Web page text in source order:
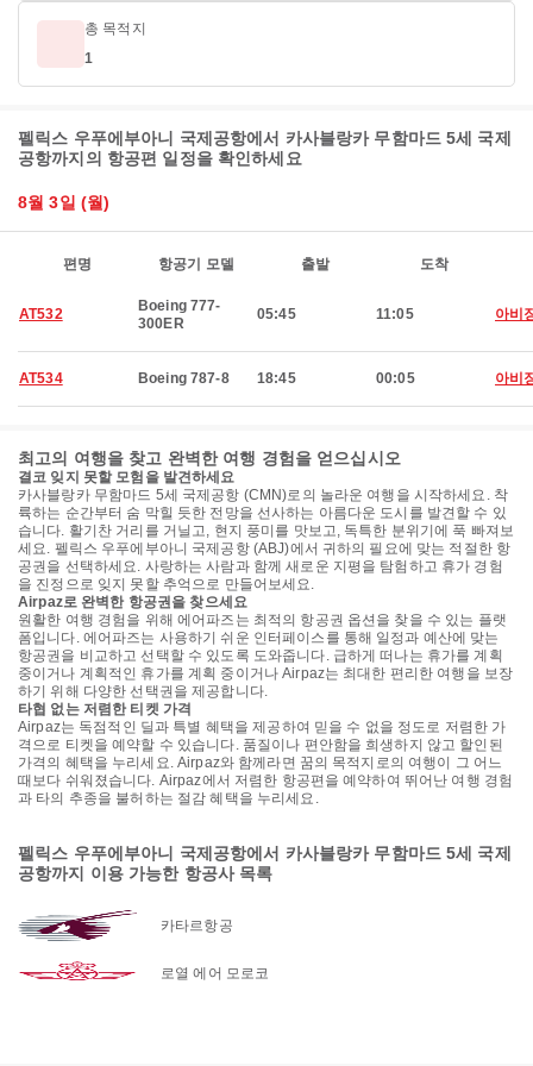
총 목적지
1
펠릭스 우푸에부아니 국제공항에서 카사블랑카 무함마드 5세 국제
공항까지의 항공편 일정을 확인하세요
8월 3일 (월)
편명 항공기 모델 출발 도착
AT532
Boeing 777-
300ER
05:45 11:05 아비
AT534 Boeing 787-8 18:45 00:05 아비
최고의 여행을 찾고 완벽한 여행 경험을 얻으십시오
결코 잊지 못할 모험을 발견하세요
카사블랑카 무함마드 5세 국제공항 (CMN)로의 놀라운 여행을 시작하세요. 착
륙하는 순간부터 숨 막힐 듯한 전망을 선사하는 아름다운 도시를 발견할 수 있
습니다. 활기찬 거리를 거닐고, 현지 풍미를 맛보고, 독특한 분위기에 푹 빠져보
세요. 펠릭스 우푸에부아니 국제공항 (ABJ)에서 귀하의 필요에 맞는 적절한 항
공권을 선택하세요. 사랑하는 사람과 함께 새로운 지평을 탐험하고 휴가 경험
을 진정으로 잊지 못할 추억으로 만들어보세요.
Airpaz로 완벽한 항공권을 찾으세요
원활한 여행 경험을 위해 에어파즈는 최적의 항공권 옵션을 찾을 수 있는 플랫
폼입니다. 에어파즈는 사용하기 쉬운 인터페이스를 통해 일정과 예산에 맞는
항공권을 비교하고 선택할 수 있도록 도와줍니다. 급하게 떠나는 휴가를 계획
중이거나 계획적인 휴가를 계획 중이거나 Airpaz는 최대한 편리한 여행을 보장
하기 위해 다양한 선택권을 제공합니다.
타협 없는 저렴한 티켓 가격
Airpaz는 독점적인 딜과 특별 혜택을 제공하여 믿을 수 없을 정도로 저렴한 가
격으로 티켓을 예약할 수 있습니다. 품질이나 편안함을 희생하지 않고 할인된
가격의 혜택을 누리세요. Airpaz와 함께라면 꿈의 목적지로의 여행이 그 어느
때보다 쉬워졌습니다. Airpaz에서 저렴한 항공편을 예약하여 뛰어난 여행 경험
과 타의 추종을 불허하는 절감 혜택을 누리세요.
펠릭스 우푸에부아니 국제공항에서 카사블랑카 무함마드 5세 국제
공항까지 이용 가능한 항공사 목록
카타르항공
로열 에어 모로코